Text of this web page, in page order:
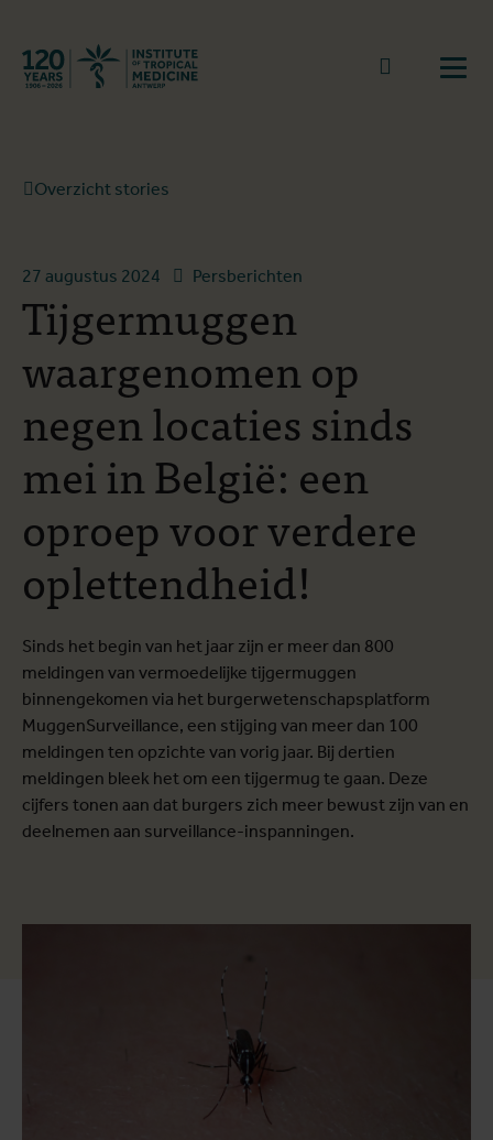
Terug naar start
Naar
Overzicht stories
27 augustus 2024 Persberichten
Tijgermuggen
waargenomen op
negen locaties sinds
mei in België: een
oproep voor verdere
oplettendheid!
Sinds het begin van het jaar zijn er meer dan 800
meldingen van vermoedelijke tijgermuggen
binnengekomen via het burgerwetenschapsplatform
MuggenSurveillance, een stijging van meer dan 100
meldingen ten opzichte van vorig jaar. Bij dertien
meldingen bleek het om een tijgermug te gaan. Deze
cijfers tonen aan dat burgers zich meer bewust zijn van en
deelnemen aan surveillance-inspanningen.